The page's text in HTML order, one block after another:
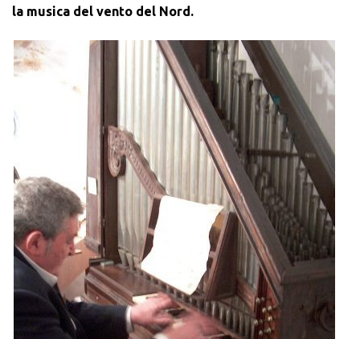
la musica del vento del Nord.